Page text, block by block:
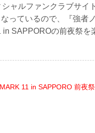
シャルファンクラブサイ
っているので、『強者
in SAPPOROの前夜祭を
11 in SAPPORO 前夜